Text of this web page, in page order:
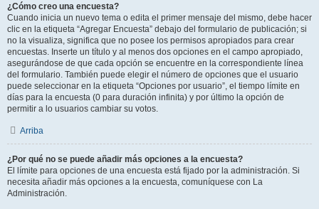
¿Cómo creo una encuesta?
Cuando inicia un nuevo tema o edita el primer mensaje del mismo, debe hacer
clic en la etiqueta “Agregar Encuesta” debajo del formulario de publicación; si
no la visualiza, significa que no posee los permisos apropiados para crear
encuestas. Inserte un título y al menos dos opciones en el campo apropiado,
asegurándose de que cada opción se encuentre en la correspondiente línea
del formulario. También puede elegir el número de opciones que el usuario
puede seleccionar en la etiqueta “Opciones por usuario”, el tiempo límite en
días para la encuesta (0 para duración infinita) y por último la opción de
permitir a lo usuarios cambiar su votos.
Arriba
¿Por qué no se puede añadir más opciones a la encuesta?
El límite para opciones de una encuesta está fijado por la administración. Si
necesita añadir más opciones a la encuesta, comuníquese con La
Administración.